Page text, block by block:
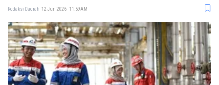
Redaksi Daerah 12 Jun 2026 - 11:59AM